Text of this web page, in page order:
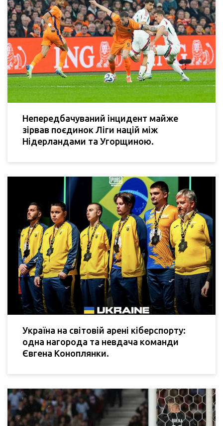
Непередбачуваний інцидент майже
зірвав поєдинок Ліги націй між
Нідерландами та Угорщиною.
Україна на світовій арені кіберспорту:
одна нагорода та невдача команди
Євгена Коноплянки.